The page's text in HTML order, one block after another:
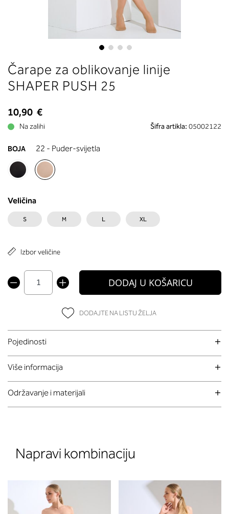
to
the
beginning
the
images
Čarape za oblikovanje linije
SHAPER PUSH 25
10,90 €
Na zalihi Šifra artikla: 05002122
BOJA 22 - Puder-svijetla
Veličina
S M L XL
Izbor veličine
DODAJ U KOŠARICU
DODAJTE NA LISTU ŽELJA
Pojedinosti
Više informacija
Održavanje i materijali
Napravi kombinaciju
boste prebrali, katera globina
ustreza vaši meri (A, B …) – iščite v
stolpcu, ki ste ga določili s
obsegom.